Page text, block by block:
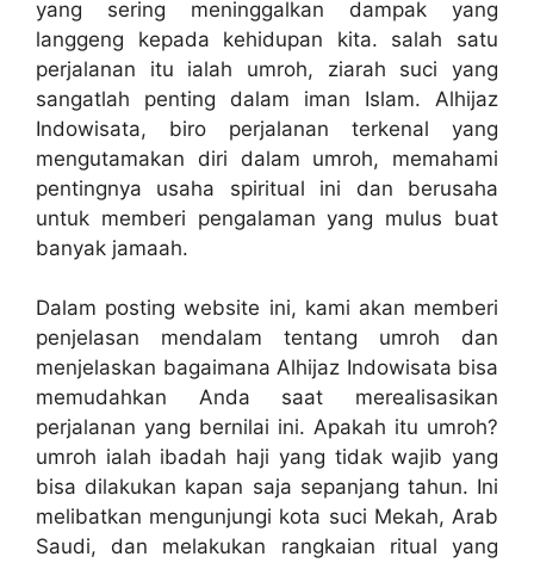
yang sering meninggalkan dampak yang
langgeng kepada kehidupan kita. salah satu
perjalanan itu ialah umroh, ziarah suci yang
sangatlah penting dalam iman Islam. Alhijaz
Indowisata, biro perjalanan terkenal yang
mengutamakan diri dalam umroh, memahami
pentingnya usaha spiritual ini dan berusaha
untuk memberi pengalaman yang mulus buat
banyak jamaah.
Dalam posting website ini, kami akan memberi
penjelasan mendalam tentang umroh dan
menjelaskan bagaimana Alhijaz Indowisata bisa
memudahkan Anda saat merealisasikan
perjalanan yang bernilai ini. Apakah itu umroh?
umroh ialah ibadah haji yang tidak wajib yang
bisa dilakukan kapan saja sepanjang tahun. Ini
melibatkan mengunjungi kota suci Mekah, Arab
Saudi, dan melakukan rangkaian ritual yang